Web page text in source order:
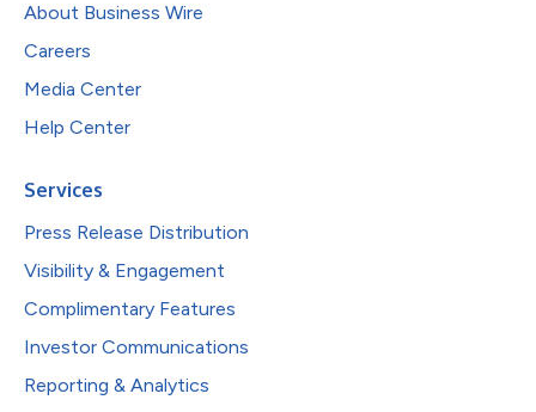
About Business Wire
Careers
Media Center
Help Center
Services
Press Release Distribution
Visibility & Engagement
Complimentary Features
Investor Communications
Reporting & Analytics